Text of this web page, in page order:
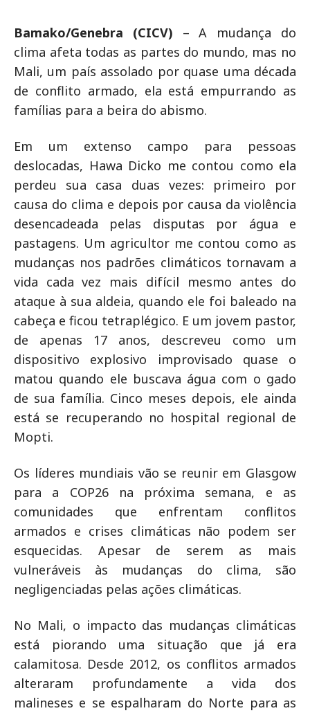
Bamako/Genebra (CICV) – A mudança do
clima afeta todas as partes do mundo, mas no
Mali, um país assolado por quase uma década
de conflito armado, ela está empurrando as
famílias para a beira do abismo.
Em um extenso campo para pessoas
deslocadas, Hawa Dicko me contou como ela
perdeu sua casa duas vezes: primeiro por
causa do clima e depois por causa da violência
desencadeada pelas disputas por água e
pastagens. Um agricultor me contou como as
mudanças nos padrões climáticos tornavam a
vida cada vez mais difícil mesmo antes do
ataque à sua aldeia, quando ele foi baleado na
cabeça e ficou tetraplégico. E um jovem pastor,
de apenas 17 anos, descreveu como um
dispositivo explosivo improvisado quase o
matou quando ele buscava água com o gado
de sua família. Cinco meses depois, ele ainda
está se recuperando no hospital regional de
Mopti.
Os líderes mundiais vão se reunir em Glasgow
para a COP26 na próxima semana, e as
comunidades que enfrentam conflitos
armados e crises climáticas não podem ser
esquecidas. Apesar de serem as mais
vulneráveis às mudanças do clima, são
negligenciadas pelas ações climáticas.
No Mali, o impacto das mudanças climáticas
está piorando uma situação que já era
calamitosa. Desde 2012, os conflitos armados
alteraram profundamente a vida dos
malineses e se espalharam do Norte para as